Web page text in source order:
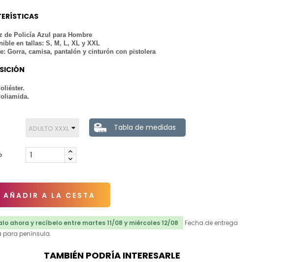
de Policía Azul para Hombre
en tallas: S, M, L, XL y XXL
Gorra, camisa, pantalón y cinturón con pistolera
Tabla de medidas
AÑADIR A LA CESTA
ahora y recíbelo entre martes 11/08 y miércoles 12/08
Fecha de entrega
para península.
TAMBIÉN PODRÍA INTERESARLE